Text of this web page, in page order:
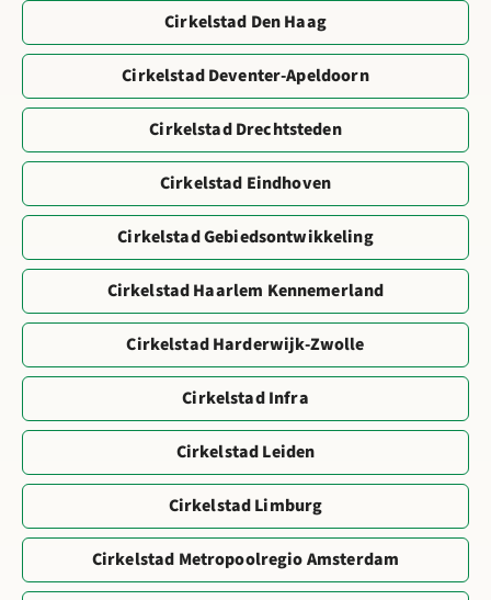
Cirkelstad Den Haag
Cirkelstad Deventer-Apeldoorn
Cirkelstad Drechtsteden
Cirkelstad Eindhoven
Cirkelstad Gebiedsontwikkeling
Cirkelstad Haarlem Kennemerland
Cirkelstad Harderwijk-Zwolle
Cirkelstad Infra
Cirkelstad Leiden
Cirkelstad Limburg
Cirkelstad Metropoolregio Amsterdam